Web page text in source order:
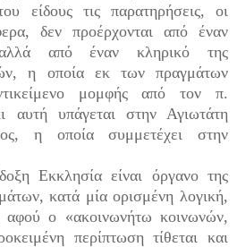
είδους τις παρατηρήσεις, οι
δεν προέρχονται από έναν
αλλά από έναν κληρικό της
η οποία εκ των πραγμάτων
μομφής από τον π.
αυτή υπάγεται στην Αγιωτάτη
η οποία συμμετέχει στην
είναι όργανο της
κατά μία ορισμένη λογική,
αφού ο «ακοινωνήτω κοινωνών,
περίπτωση τίθεται και